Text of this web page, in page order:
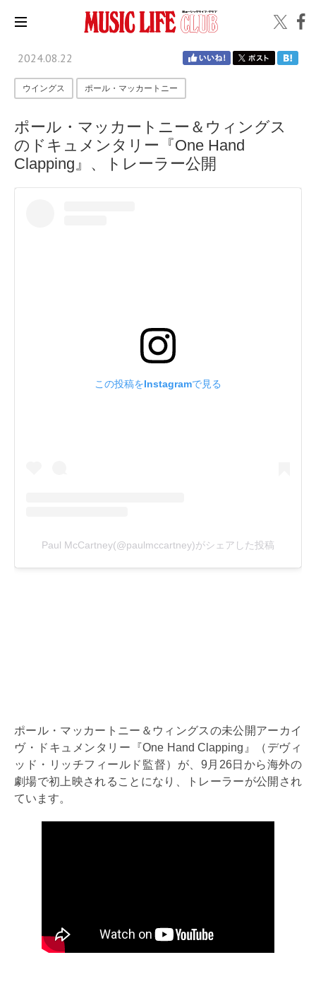
2024.08.22
ウイングス ポール・マッカートニー
ポール・マッカートニー＆ウィングス
のドキュメンタリー『One Hand
Clapping』、トレーラー公開
ポール・マッカートニー＆ウィングスの未公開アーカイ
ヴ・ドキュメンタリー『One Hand Clapping』（デヴィ
ッド・リッチフィールド監督）が、9月26日から海外の
劇場で初上映されることになり、トレーラーが公開され
ています。